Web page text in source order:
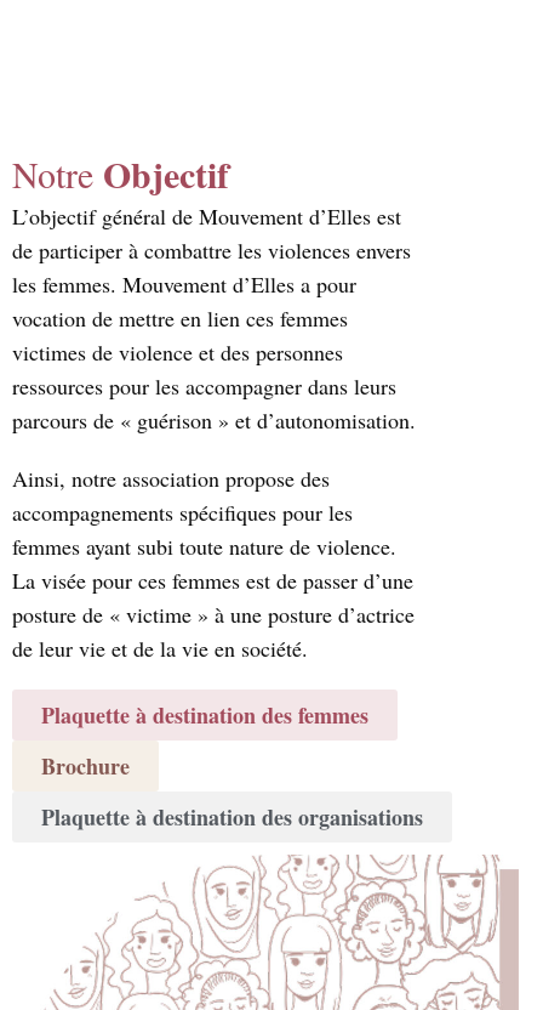
Notre Objectif
L’objectif général de Mouvement d’Elles est
de participer à combattre les violences envers
les femmes. Mouvement d’Elles a pour
vocation de mettre en lien ces femmes
victimes de violence et des personnes
ressources pour les accompagner dans leurs
parcours de « guérison » et d’autonomisation.
Ainsi, notre association propose des
accompagnements spécifiques pour les
femmes ayant subi toute nature de violence.
La visée pour ces femmes est de passer d’une
posture de « victime » à une posture d’actrice
de leur vie et de la vie en société.
Plaquette à destination des femmes
Brochure
Plaquette à destination des organisations